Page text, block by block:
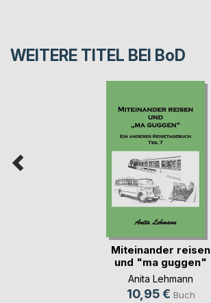
WEITERE TITEL BEI BoD
Miteinander reisen
und "ma guggen"
Anita Lehmann
10,95 € Buch